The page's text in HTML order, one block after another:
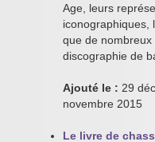
Age, leurs
iconographiques,
que de
discographie de
Ajouté le : 29
novembre 2015
Le livre de